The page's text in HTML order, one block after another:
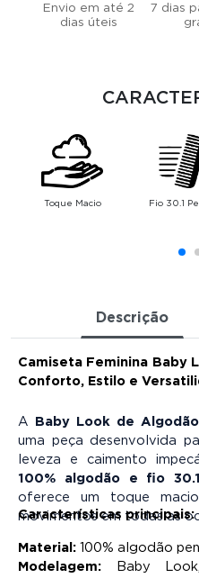
Envio em até 2
dias úteis
7 dias
Toque Macio Fio 30.1
Descrição
Camiseta Feminina Baby
Conforto, Estilo e
A Baby Look de
uma peça desenvolvida
leveza e caimento
100% algodão e fio
oferece um toque
movimentos em todas as
Características principais:
Material: 100% algodão
Modelagem: Baby